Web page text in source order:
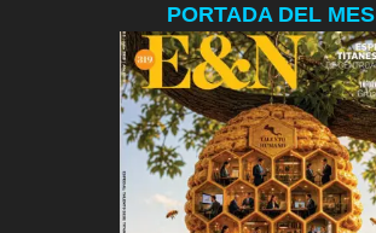
PORTADA DEL MES